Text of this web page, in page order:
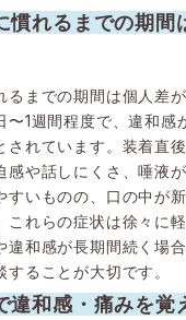
慣れるまでの期間
るまでの期間は個人差
〜1週間程度で、違和感
されています。装着直
感や話しにくさ、唾液
すいものの、口の中が
これらの症状は徐々に
違和感が長期間続く場
ることが大切です。
違和感・痛みを覚